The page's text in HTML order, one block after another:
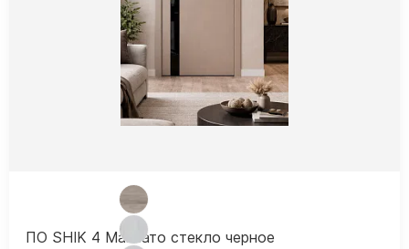
ПО SHIK 4 Макиато стекло черное